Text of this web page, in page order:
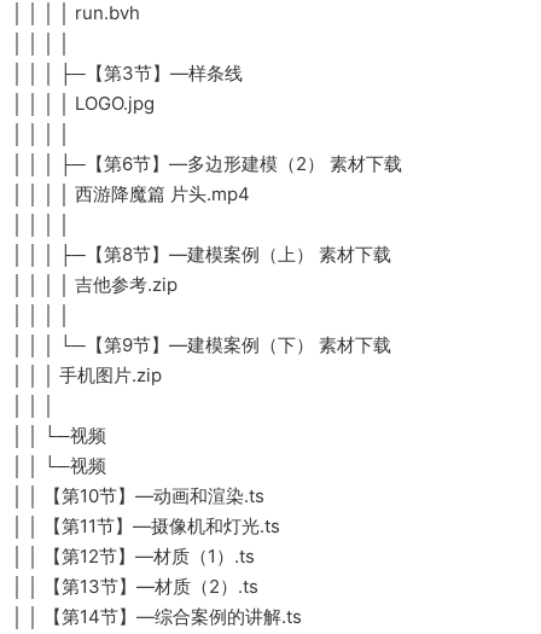
│ │ │ │ run.bvh
│ │ │ ├─【第3节】—样条线
│ │ │ │ LOGO.jpg
│ │ │ ├─【第6节】—多边形建模（2） 素材下载
│ │ │ │ 西游降魔篇 片头.mp4
│ │ │ ├─【第8节】—建模案例（上） 素材下载
│ │ │ │ 吉他参考.zip
│ │ │ └─【第9节】—建模案例（下） 素材下载
│ │ │ 手机图片.zip
│ │ └─视频
│ │ └─视频
│ │ 【第10节】—动画和渲染.ts
│ │ 【第11节】—摄像机和灯光.ts
│ │ 【第12节】—材质（1）.ts
│ │ 【第13节】—材质（2）.ts
│ │ 【第14节】—综合案例的讲解.ts